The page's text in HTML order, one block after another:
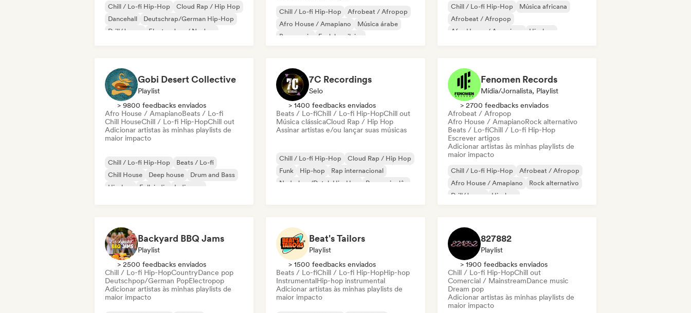
Chill / Lo-fi Hip-Hop
Cloud Rap / Hip Hop
Dancehall
Deutschrap/German Hip-Hop
Drill/Jersey
Electro Jazz / Nu Jazz
Chill / Lo-fi Hip-Hop
Afrobeat / Afropop
Afro House / Amapiano
Música árabe
Bass music
Funk brasileiro
Chill / Lo-fi Hip-Hop
Música africana
Afrobeat / Afropop
Afro House / Amapiano
Hip-hop
Gobi Desert Collective
Playlist
> 9800 feedbacks enviados
Afro House / AmapianoBeats / Lo-fi
Chill HouseChill / Lo-fi Hip-HopChill out
Adicionar artistas às minhas playlists de
maior impacto
Chill / Lo-fi Hip-Hop
Beats / Lo-fi
Chill House
Deep house
Drum and Bass
Hip-hop
Folk indie Indie pop
7C Recordings
Selo
> 1400 feedbacks enviados
Beats / Lo-fiChill / Lo-fi Hip-HopChill out
Música clássicaCloud Rap / Hip Hop
Assinar artistas e/ou lançar suas músicas
Chill / Lo-fi Hip-Hop
Cloud Rap / Hip Hop
Funk
Hip-hop
Rap internacional
Nederhop/Dutch Hip-Hop
Rap em inglês
Fenomen Records
Mídia/Jornalista, Playlist
> 2700 feedbacks enviados
Afrobeat / Afropop
Afro House / AmapianoRock alternativo
Beats / Lo-fiChill / Lo-fi Hip-Hop
Escrever artigos
Adicionar artistas às minhas playlists de
maior impacto
Chill / Lo-fi Hip-Hop
Afrobeat / Afropop
Afro House / Amapiano
Rock alternativo
Drill/Jersey
Hip-hop
Backyard BBQ Jams
Playlist
> 2500 feedbacks enviados
Chill / Lo-fi Hip-HopCountryDance pop
Deutschpop/German PopElectropop
Adicionar artistas às minhas playlists de
maior impacto
Beat's Tailors
Playlist
> 1500 feedbacks enviados
Beats / Lo-fiChill / Lo-fi Hip-HopHip-hop
InstrumentalHip-hop instrumental
Adicionar artistas às minhas playlists de
maior impacto
827882
Playlist
> 1900 feedbacks enviados
Chill / Lo-fi Hip-HopChill out
Comercial / MainstreamDance music
Dream pop
Adicionar artistas às minhas playlists de
maior impacto